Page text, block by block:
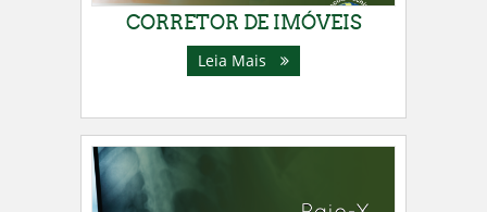
CORRETOR DE IMÓVEIS
Leia Mais